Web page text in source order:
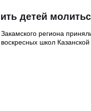
детей
региона
школ